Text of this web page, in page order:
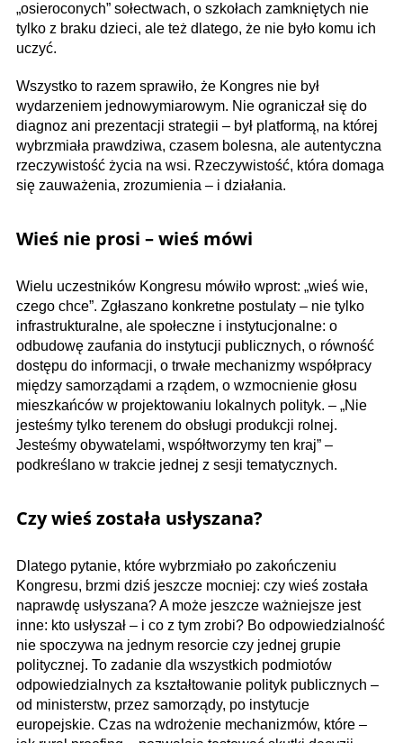
„osieroconych” sołectwach, o szkołach zamkniętych nie
tylko z braku dzieci, ale też dlatego, że nie było komu ich
uczyć.
Wszystko to razem sprawiło, że Kongres nie był
wydarzeniem jednowymiarowym. Nie ograniczał się do
diagnoz ani prezentacji strategii – był platformą, na której
wybrzmiała prawdziwa, czasem bolesna, ale autentyczna
rzeczywistość życia na wsi. Rzeczywistość, która domaga
się zauważenia, zrozumienia – i działania.
Wieś nie prosi – wieś mówi
Wielu uczestników Kongresu mówiło wprost: „wieś wie,
czego chce”. Zgłaszano konkretne postulaty – nie tylko
infrastrukturalne, ale społeczne i instytucjonalne: o
odbudowę zaufania do instytucji publicznych, o równość
dostępu do informacji, o trwałe mechanizmy współpracy
między samorządami a rządem, o wzmocnienie głosu
mieszkańców w projektowaniu lokalnych polityk. – „Nie
jesteśmy tylko terenem do obsługi produkcji rolnej.
Jesteśmy obywatelami, współtworzymy ten kraj” –
podkreślano w trakcie jednej z sesji tematycznych.
Czy wieś została usłyszana?
Dlatego pytanie, które wybrzmiało po zakończeniu
Kongresu, brzmi dziś jeszcze mocniej: czy wieś została
naprawdę usłyszana? A może jeszcze ważniejsze jest
inne: kto usłyszał – i co z tym zrobi? Bo odpowiedzialność
nie spoczywa na jednym resorcie czy jednej grupie
politycznej. To zadanie dla wszystkich podmiotów
odpowiedzialnych za kształtowanie polityk publicznych –
od ministerstw, przez samorządy, po instytucje
europejskie. Czas na wdrożenie mechanizmów, które –